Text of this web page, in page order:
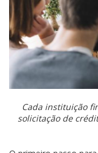
Cada instituição
solicitação de